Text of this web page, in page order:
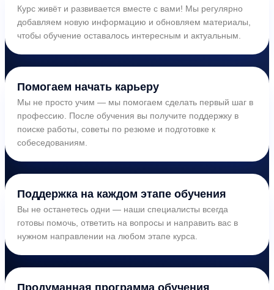
Курс живёт и развивается вместе с вами! Мы регулярно
добавляем новую информацию и обновляем материалы,
чтобы обучение оставалось интересным и актуальным.
Помогаем начать карьеру
Мы не просто учим — мы помогаем сделать первый шаг в
профессию. После обучения вы получите поддержку в
поиске работы, советы по резюме и подготовке к
собеседованиям.
Поддержка на каждом этапе обучения
Вы не останетесь одни — наши специалисты всегда
готовы помочь, ответить на вопросы и направить вас в
нужном направлении на любом этапе курса.
Продуманная программа обучения